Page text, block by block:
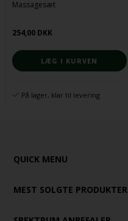
Massagesæt
254,00 DKK
På lager, klar til levering
QUICK MENU
MEST SOLGTE PRODUKTER